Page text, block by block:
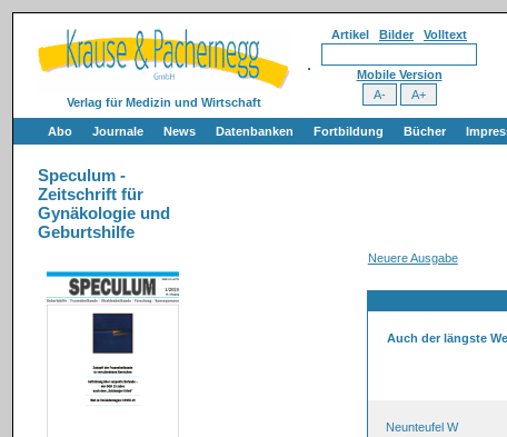
Verlag für Medizin und Wirtschaft
Artikel Bilder Volltext
Mobile Version
Abo Journale News Datenbanken Fortbildung Bücher
Speculum -
Zeitschrift für
Gynäkologie und
Geburtshilfe
Neuere Ausgabe
Auch der längste
Neunteufel W